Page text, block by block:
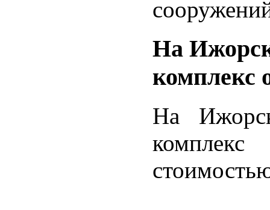
На
комплекс
На